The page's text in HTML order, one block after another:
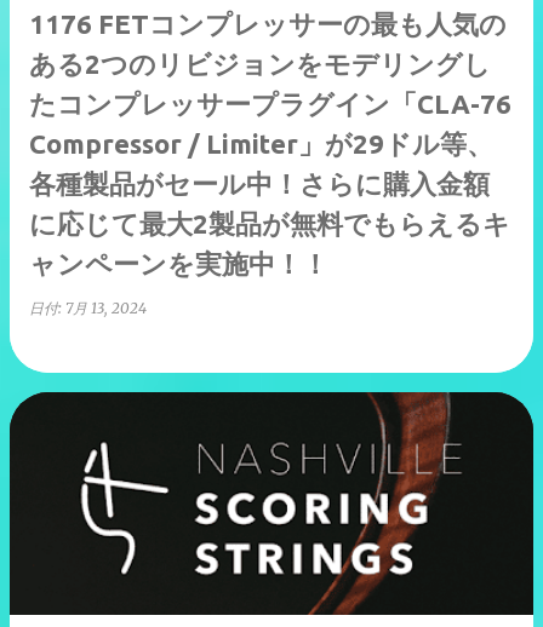
1176 FETコンプレッサーの最も人気の
ある2つのリビジョンをモデリングし
たコンプレッサープラグイン「CLA-76
Compressor / Limiter」が29ドル等、
各種製品がセール中！さらに購入金額
に応じて最大2製品が無料でもらえるキ
ャンペーンを実施中！！
日付: 7月 13, 2024